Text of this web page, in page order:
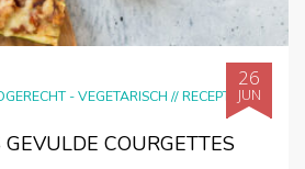
- VEGETARISCH //RECEPTEN
26
JUN
COURGETTES